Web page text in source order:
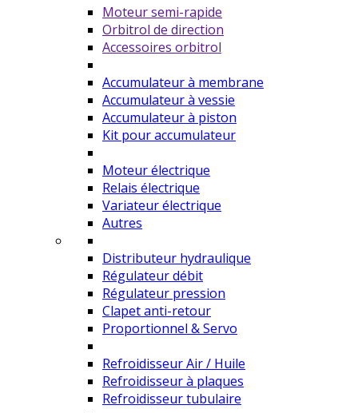
Moteur semi-rapide
Orbitrol de direction
Accessoires orbitrol
Accumulateur à membrane
Accumulateur à vessie
Accumulateur à piston
Kit pour accumulateur
Moteur électrique
Relais électrique
Variateur électrique
Autres
Distributeur hydraulique
Régulateur débit
Régulateur pression
Clapet anti-retour
Proportionnel & Servo
Refroidisseur Air / Huile
Refroidisseur à plaques
Refroidisseur tubulaire